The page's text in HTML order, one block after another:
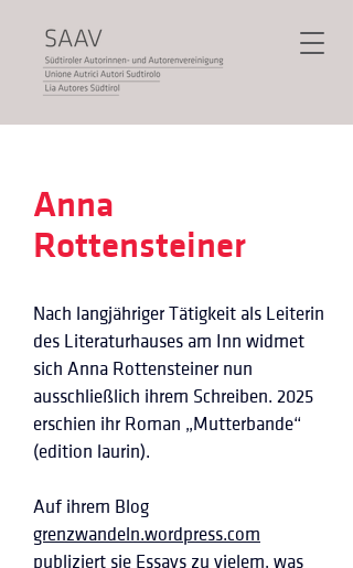
Anna
Rottensteiner
Nach langjähriger Tätigkeit als Leiterin
des Literaturhauses am Inn widmet
sich Anna Rottensteiner nun
ausschließlich ihrem Schreiben. 2025
erschien ihr Roman „Mutterbande“
(edition laurin).
Auf ihrem Blog
grenzwandeln.wordpress.com
publiziert sie Essays zu vielem, was